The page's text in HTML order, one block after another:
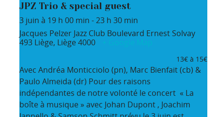
JPZ Trio & special guest
3 juin à 19 h 00 min -23 h 30 min
Jacques Pelzer Jazz Club Boulevard Ernest Solvay
493 Liège, Liège4000
13€ à 15€
Avec Andréa Monticciolo (pn), Marc Bienfait (cb) &
Paulo Almeida (dr) Pour des raisons
indépendantes de notre volonté le concert « La
boîte à musique » avec Johan Dupont , Joachim